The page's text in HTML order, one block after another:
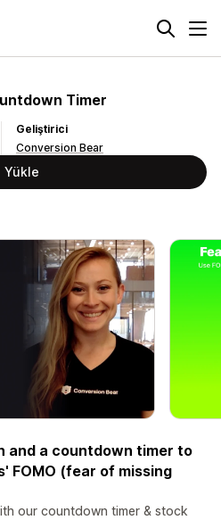
Timer
Geliştirici
Conversion Bear
Yükle
and a countdown timer to
FOMO (fear of missing
our countdown timer & stock